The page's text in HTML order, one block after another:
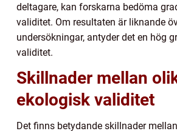
deltagare, kan forskarna bedöma
validitet. Om resultaten är liknande
undersökningar, antyder det en hög
validitet.
Skillnader mellan
ekologisk validitet
Det finns betydande skillnader